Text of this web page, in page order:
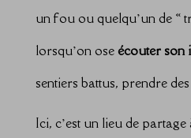
un fou ou quelqu’un de «
lorsqu’on oseécouter son
sentiers battus, prendre
Ici, c’est un lieu de